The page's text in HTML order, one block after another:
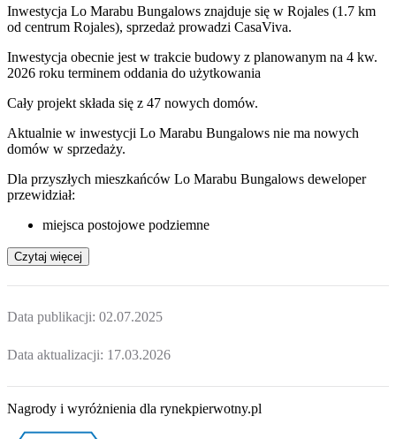
Inwestycja Lo Marabu Bungalows znajduje się w Rojales (1.7 km
od centrum Rojales), sprzedaż prowadzi CasaViva.
Inwestycja obecnie jest w trakcie budowy z planowanym na 4 kw.
2026 roku terminem oddania do użytkowania
Cały projekt składa się z 47 nowych domów.
Aktualnie w inwestycji Lo Marabu Bungalows nie ma nowych
domów w sprzedaży.
Dla przyszłych mieszkańców Lo Marabu Bungalows deweloper
przewidział:
miejsca postojowe podziemne
Czytaj więcej
Data publikacji: 02.07.2025
Data aktualizacji: 17.03.2026
Nagrody i wyróżnienia dla rynekpierwotny.pl